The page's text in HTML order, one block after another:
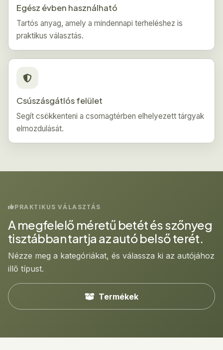
Egész évben használható
Tartós anyag, amely a mindennapi terheléshez is
praktikus választás.
Csúszásgátlós felület
Segít csökkenteni a csomagtérben elhelyezett tárgyak
elmozdulását.
PRAKTIKUS VÁLASZTÁS
A megfelelő méretű betét és szőnyeg
tisztábban tartja az autó belső terét.
Nézze meg a kategóriákat, és válassza ki az autójához
illő típust.
Termékek